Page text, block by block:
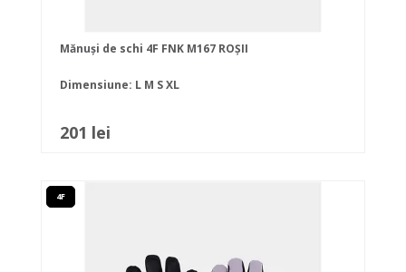
Mănuși de schi 4F FNK M167 ROȘII
Dimensiune: L M SXL
201 lei
4F